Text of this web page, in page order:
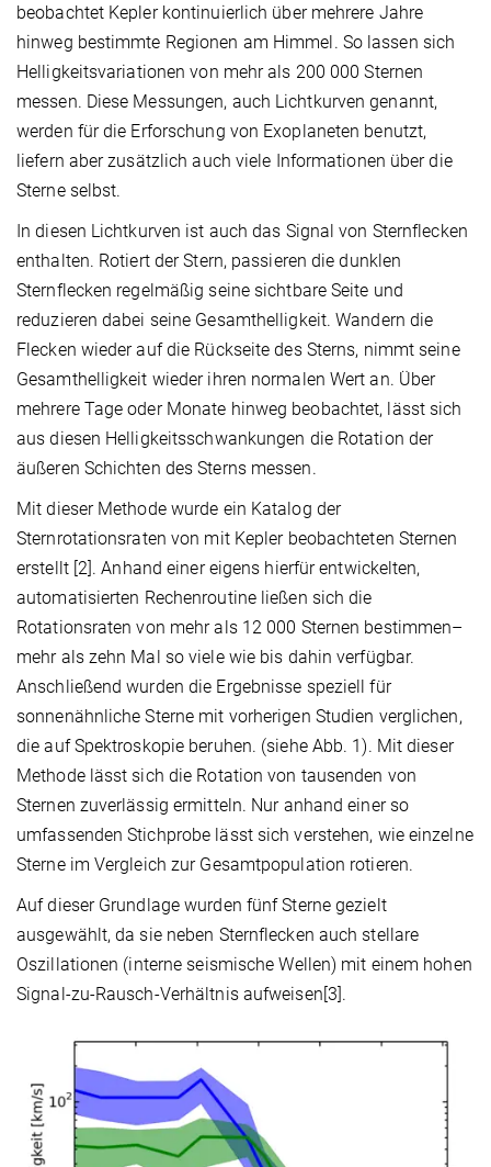
beobachtet Kepler kontinuierlich über mehrere Jahre
hinweg bestimmte Regionen am Himmel. So lassen sich
Helligkeitsvariationen von mehr als 200 000 Sternen
messen. Diese Messungen, auch Lichtkurven genannt,
werden für die Erforschung von Exoplaneten benutzt,
liefern aber zusätzlich auch viele Informationen über die
Sterne selbst.
In diesen Lichtkurven ist auch das Signal von Sternflecken
enthalten. Rotiert der Stern, passieren die dunklen
Sternflecken regelmäßig seine sichtbare Seite und
reduzieren dabei seine Gesamthelligkeit. Wandern die
Flecken wieder auf die Rückseite des Sterns, nimmt seine
Gesamthelligkeit wieder ihren normalen Wert an. Über
mehrere Tage oder Monate hinweg beobachtet, lässt sich
aus diesen Helligkeitsschwankungen die Rotation der
äußeren Schichten des Sterns messen.
Mit dieser Methode wurde ein Katalog der
Sternrotationsraten von mit Kepler beobachteten Sternen
erstellt [2]. Anhand einer eigens hierfür entwickelten,
automatisierten Rechenroutine ließen sich die
Rotationsraten von mehr als 12 000 Sternen bestimmen–
mehr als zehn Mal so viele wie bis dahin verfügbar.
Anschließend wurden die Ergebnisse speziell für
sonnenähnliche Sterne mit vorherigen Studien verglichen,
die auf Spektroskopie beruhen. (siehe Abb. 1). Mit dieser
Methode lässt sich die Rotation von tausenden von
Sternen zuverlässig ermitteln. Nur anhand einer so
umfassenden Stichprobe lässt sich verstehen, wie einzelne
Sterne im Vergleich zur Gesamtpopulation rotieren.
Auf dieser Grundlage wurden fünf Sterne gezielt
ausgewählt, da sie neben Sternflecken auch stellare
Oszillationen (interne seismische Wellen) mit einem hohen
Signal-zu-Rausch-Verhältnis aufweisen[3].